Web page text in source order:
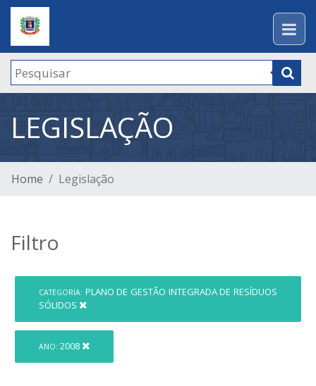
LEGISLAÇÃO
Home Legislação
Filtro
CATEGORIA: PLANO DE GESTÃO INTEGRADA DE RESÍDUOS
SÓLIDOS
ANO: 2008